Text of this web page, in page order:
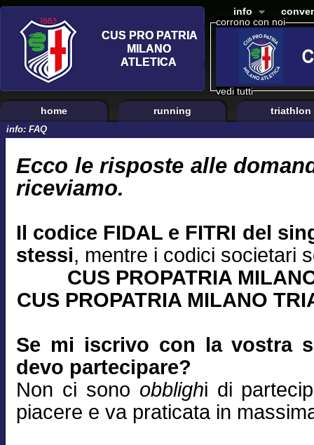
corrono con noi
vedi tutti
info
home running triathlon
info: FAQ
Ecco le risposte alle
riceviamo.
Il codice FIDAL e FITRI del
stessi, mentre i codici societari
CUS PROPATRIA
CUS PROPATRIA MILANO
Se mi iscrivo con la vostra
devo partecipare?
Non ci sono obblighi di
piacere e va praticata in